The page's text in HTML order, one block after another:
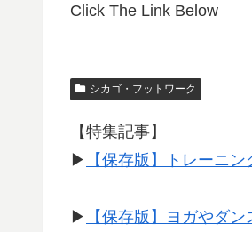
Click The Link Below
シカゴ・フットワーク
【特集記事】
▶︎
【保存版】トレーニ
▶︎ 【保存版】ヨガやダ